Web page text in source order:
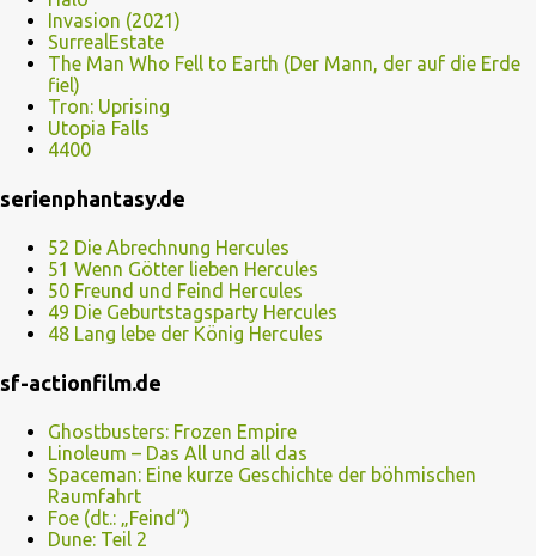
Invasion (2021)
SurrealEstate
The Man Who Fell to Earth (Der Mann, der auf die Erde
fiel)
Tron: Uprising
Utopia Falls
4400
serienphantasy.de
52 Die Abrechnung Hercules
51 Wenn Götter lieben Hercules
50 Freund und Feind Hercules
49 Die Geburtstagsparty Hercules
48 Lang lebe der König Hercules
sf-actionfilm.de
Ghostbusters: Frozen Empire
Linoleum – Das All und all das
Spaceman: Eine kurze Geschichte der böhmischen
Raumfahrt
Foe (dt.: „Feind“)
Dune: Teil 2